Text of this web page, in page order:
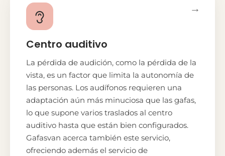
Centro auditivo
La pérdida de audición, como la pérdida de la
vista, es un factor que limita la autonomía de
las personas. Los audífonos requieren una
adaptación aún más minuciosa que las gafas,
lo que supone varios traslados al centro
auditivo hasta que están bien configurados.
Gafasvan acerca también este servicio,
ofreciendo además el servicio de
→